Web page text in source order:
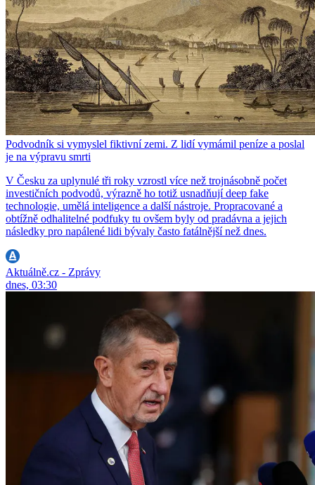
Podvodník si vymyslel fiktivní zemi. Z lidí vymámil peníze a poslal
je na výpravu smrti
V Česku za uplynulé tři roky vzrostl více než trojnásobně počet
investičních podvodů, výrazně ho totiž usnadňují deep fake
technologie, umělá inteligence a další nástroje. Propracované a
obtížně odhalitelné podfuky tu ovšem byly od pradávna a jejich
následky pro napálené lidi bývaly často fatálnější než dnes.
Aktuálně.cz - Zprávy
dnes, 03:30